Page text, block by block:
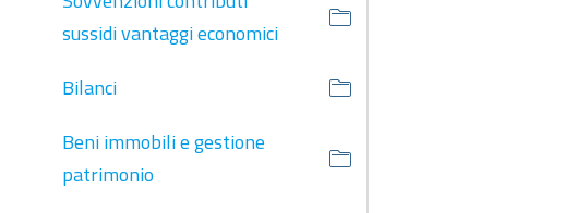
sussidi vantaggi economici
Bilanci
Beni immobili e gestione
patrimonio